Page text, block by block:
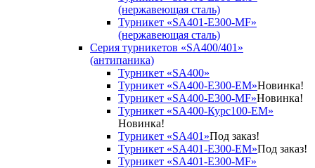
(нержавеющая сталь)
Турникет «SA401-E300-MF»
(нержавеющая сталь)
Серия турникетов «SA400/401»
(антипаника)
Турникет «SA400»
Турникет «SA400-Е300-EM»Новинка!
Турникет «SA400-Е300-MF»Новинка!
Турникет «SA400-Курс100-EM»
Новинка!
Турникет «SA401»Под заказ!
Турникет «SA401-E300-EM»Под заказ!
Турникет «SA401-E300-MF»